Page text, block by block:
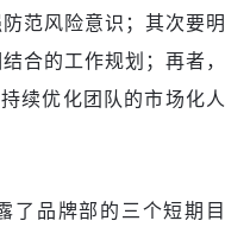
范风险意识；其次要明
合的工作规划；再者，
续优化团队的市场化人
了品牌部的三个短期目